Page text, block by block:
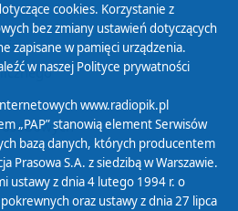
cookies. Korzystanie z
bez zmiany ustawień dotyczących
zapisane w pamięci urządzenia.
w naszej Polityce prywatności
www.radiopik.pl
„PAP” stanowią element Serwisów
bazą danych, których producentem
Prasowa S.A. z siedzibą w Warszawie.
ustawy z dnia 4 lutego 1994 r. o
oraz ustawy z dnia 27 lipca